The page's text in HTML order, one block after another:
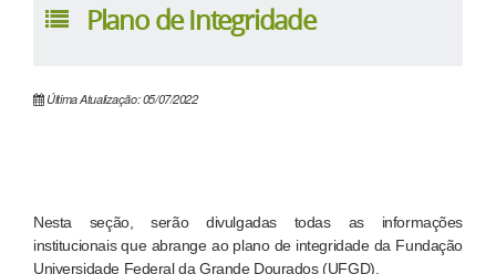
Plano de Integridade
Última Atualização: 05/07/2022
Nesta seção, serão divulgadas todas as informações
institucionais que abrange ao plano de integridade da Fundação
Universidade Federal da Grande Dourados (UFGD).